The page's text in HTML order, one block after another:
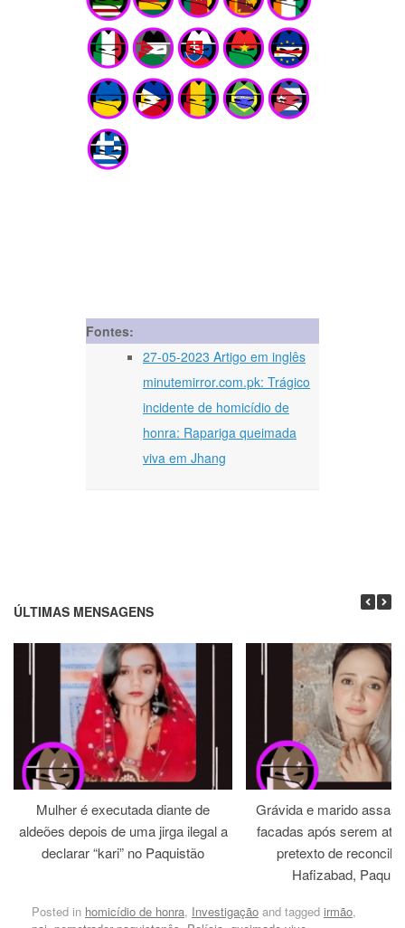
Fontes:
27-05-2023 Artigo em inglês
minutemirror.com.pk: Trágico
incidente de homicídio de
honra: Rapariga queimada
viva em Jhang
ÚLTIMAS MENSAGENS
Mulher é executada diante de
aldeões depois de uma jirga ilegal a
declarar “kari” no Paquistão
Grávida e marido
facadas após serem
pretexto de
Hafizabad,
Posted in homicídio de honra, Investigação and tagged irmão,